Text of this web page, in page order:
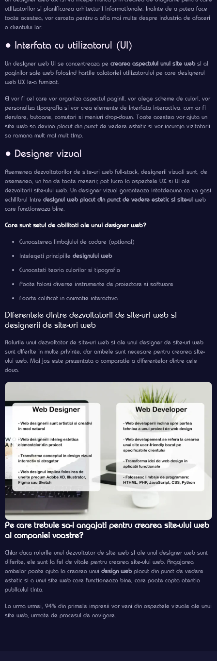
utilizatorilor si planificarea arhitecturii informationale. Inainte de a putea face
toate acestea, vor cerceta pentru a afla mai multe despre industria de afaceri
a clientului lor.
● Interfata cu utilizatorul (UI)
Un designer web UI se concentreaza pe crearea aspectului unui site websi al
paginilor sale web folosind hartile calatoriei utilizatorului pe care designerul
web UX le-a furnizat.
Ei vor fi cei care vor organiza aspectul paginii, vor alege scheme de culori, vor
personaliza tipografia si vor crea elemente de interfata interactiva, cum ar fi
derulare, butoane, comutari si meniuri drop-down. Toate acestea vor ajuta un
site web sa devina placut din punct de vedere estetic si vor incuraja vizitatorii
sa ramana mult mai mult timp.
● Designer vizual
Asemenea dezvoltatorilor de site-uri web full-stack, designerii vizuali sunt, de
asemenea, un fan de toate meserii; pot lucra la aspectele UX si UI ale
dezvoltarii site-ului web. Un designer vizual garanteaza intotdeauna ca va gasi
echilibrul intre designul web placut din punct de vedere estetic si site-ul web
care functioneaza bine.
Care sunt setul de abilitati ale unui designer web?
Cunoasterea limbajului de codare (optional)
Intelegeti principiile designului web
Cunoasteti teoria culorilor si tipografia
Poate folosi diverse instrumente de proiectare si software
Foarte calificat in animatie interactiva
Diferentele dintre dezvoltatorii de site-uri web si
designerii de site-uri web
Rolurile unui dezvoltator de site-uri web si ale unui designer de site-uri web
sunt diferite in multe privinte, dar ambele sunt necesare pentru crearea site-
ului web. Mai jos este prezentata o comparatie a diferentelor dintre cele
doua.
Pe care trebuie sa-l angajati pentru crearea site-ului web
al companiei voastre?
Chiar daca rolurile unui dezvoltator de site web si ale unui designer web sunt
diferite, ele sunt la fel de vitale pentru crearea site-ului web. Angajarea
ambelor poate ajuta la crearea unui design webplacut din punct de vedere
estetic si a unui site web care functioneaza bine, care poate capta atentia
publicului tinta.
La urma urmei, 94% din primele impresii vor veni din aspectele vizuale ale unui
site web, urmate de procesul de navigare.